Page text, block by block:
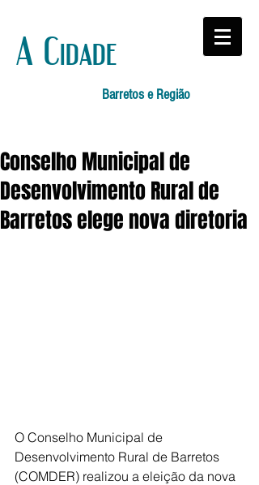
A Cidade
Barretos e Região
Conselho Municipal de
Desenvolvimento Rural de
Barretos elege nova diretoria
O Conselho Municipal de
Desenvolvimento Rural de Barretos
(COMDER) realizou a eleição da nova